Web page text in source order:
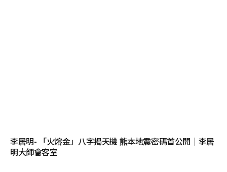
李居明- 「火熔金」八字揭天機 熊本地震密碼首公開｜李居
明大師會客室